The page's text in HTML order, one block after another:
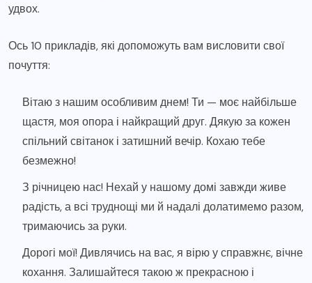
удвох.
Ось 10 прикладів, які допоможуть вам висловити свої
почуття:
Вітаю з нашим особливим днем! Ти — моє найбільше
щастя, моя опора і найкращий друг. Дякую за кожен
спільний світанок і затишний вечір. Кохаю тебе
безмежно!
З річницею нас! Нехай у нашому домі завжди живе
радість, а всі труднощі ми й надалі долатимемо разом,
тримаючись за руки.
Дорогі мої! Дивлячись на вас, я вірю у справжнє, вічне
кохання. Залишайтеся такою ж прекрасною і